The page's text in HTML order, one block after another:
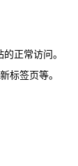
正常访问。
标签页等。